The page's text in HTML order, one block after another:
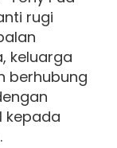
rugi
keluarga
berhubung
kepada